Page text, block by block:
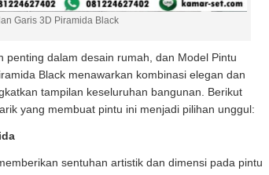
Garis 3D Piramida Black
penting dalam desain rumah, dan Model Pintu
Black menawarkan kombinasi elegan dan
tampilan keseluruhan bangunan. Berikut
yang membuat pintu ini menjadi pilihan unggul:
sentuhan artistik dan dimensi pada pintu